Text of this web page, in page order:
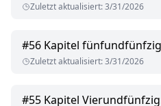
Zuletzt aktualisiert:3/31/2026
#56 Kapitel
Zuletzt aktualisiert:3/31/2026
#55 Kapitel